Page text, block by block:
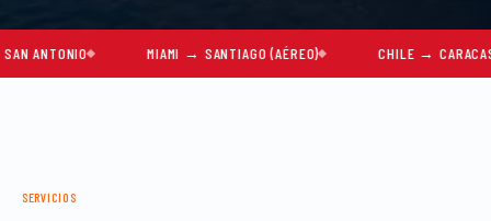
MIAMI → SANTIAGO (AÉREO) CHILE → CARACAS
SERVICIOS